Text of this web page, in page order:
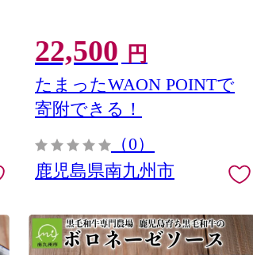
22,500 円
たまったWAON POINTで
寄附できる！
（0）
鹿児島県南九州市